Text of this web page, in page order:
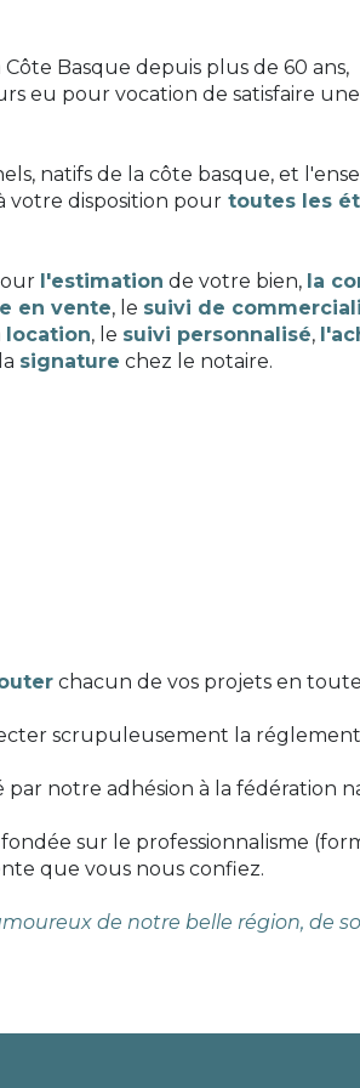
Basque depuis plus de 60 ans,
eu pour vocation de satisfaire
natifs de la côte basque, et
votre disposition pourtoutes les
l'estimation de votre bien, la
en vente, le suivi de
location, le suivi personnalisé,
signature chez le notaire.
chacun de vos projets en
scrupuleusement la
notre adhésion à la fédération
sur le professionnalisme
que vous nous confiez.
de notre belle région, de